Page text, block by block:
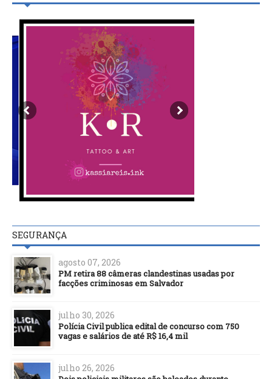
SEGURANÇA
agosto 07, 2026
PM retira 88 câmeras clandestinas usadas por
facções criminosas em Salvador
julho 30, 2026
Polícia Civil publica edital de concurso com 750
vagas e salários de até R$ 16,4 mil
julho 26, 2026